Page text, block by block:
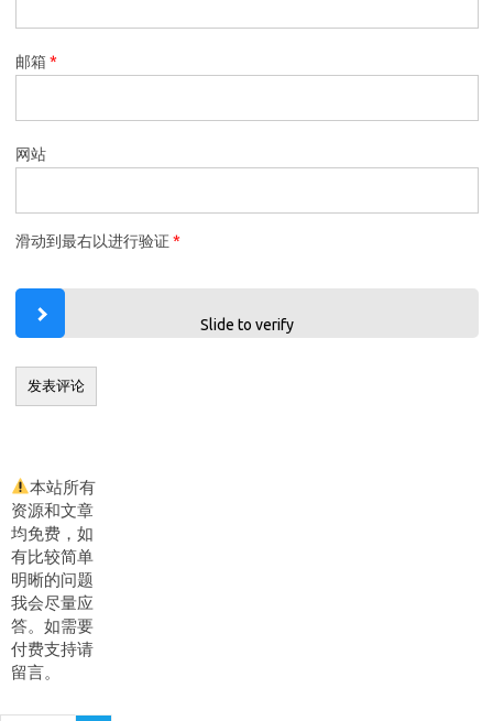
邮箱*
网站
滑动到最右以进行验证 *
Slide to verify
本站所有
资源和文章
均免费，如
有比较简单
明晰的问题
我会尽量应
答。如需要
付费支持请
留言。